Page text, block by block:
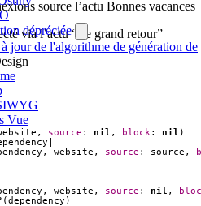
dépréciée
jour de l'algorithme de génération de
Vue
source l’actu Bonnes vacances
via l’actu “Le grand retour”
, source : nil , block : nil )
, website , source : source ,
, website , source : nil ,
(dependency )